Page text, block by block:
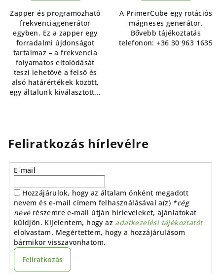
Zapper és programozható
frekvenciagenerátor
egyben. Ez a zapper egy
forradalmi újdonságot
tartalmaz – a frekvencia
folyamatos eltolódását
teszi lehetővé a felső és
alsó határértékek között,
egy általunk kiválasztott...
A PrimerCube egy rotációs
mágneses generátor.
Bővebb tájékoztatás
telefonon: +36 30 963 1635
Feliratkozás hírlevélre
E-mail
Hozzájárulok, hogy az általam önként megadott
nevem és e-mail címem felhasználásával a(z) *cég
neverészemre e-mail útján hírleveleket, ajánlatokat
küldjön. Kijelentem, hogy az adatkezelési tájékoztatót
elolvastam. Megértettem, hogy a hozzájárulásom
bármikor visszavonhatom.
Feliratkozás